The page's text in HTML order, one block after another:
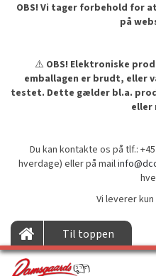
OBS! Vi tager forbehold for
på
⚠️ OBS! Elektroniske
emballagen er brudt,
testet. Dette gælder bl.a.
eller
Du kan kontakte os på tlf.:
hverdage) eller på mail
Vi leverer
Til toppen